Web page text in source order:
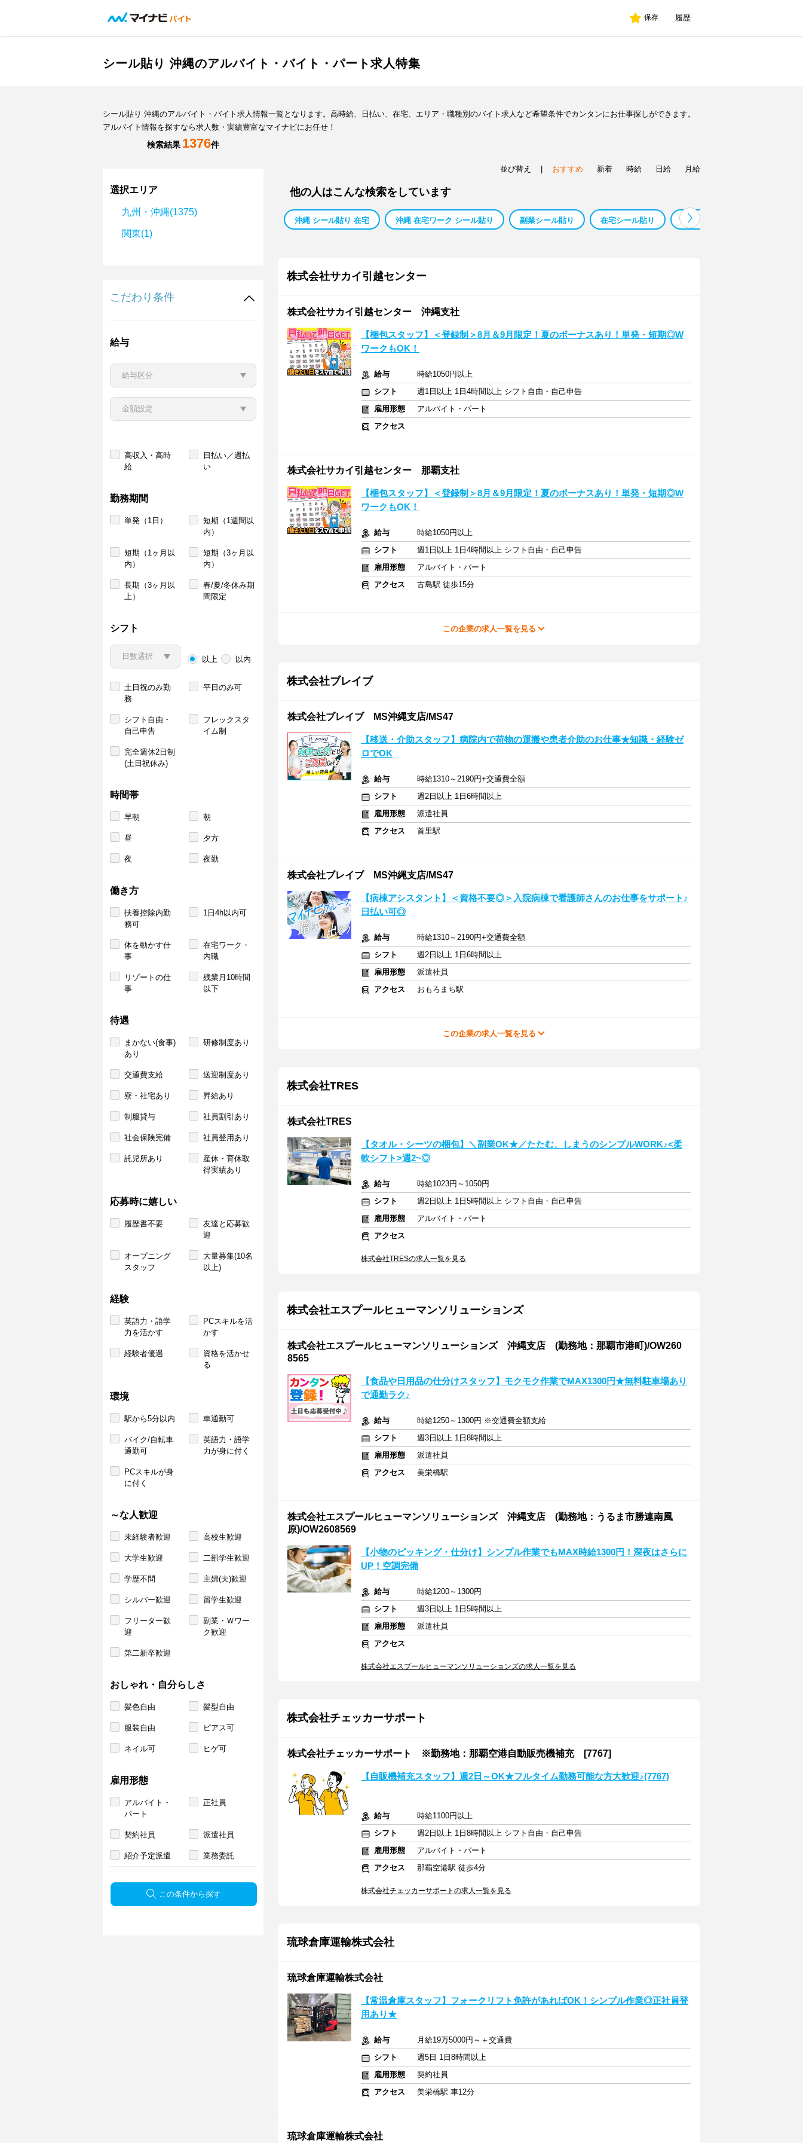
保存 履歴
シール貼り 沖縄のアルバイト・バイト・パート求人特集
シール貼り 沖縄のアルバイト・バイト求人情報一覧となります。高時給、日払い、在宅、エリア・職種別のバイト求人など希望条件でカンタンにお仕事探しができます。
アルバイト情報を探すなら求人数・実績豊富なマイナビにお任せ！
検索結果 1376件
選択エリア
九州・沖縄(1375)
関東(1)
こだわり条件
給与
高収入・高時
給
日払い／週払
い
勤務期間
単発（1日）
短期（1週間以
内）
短期（1ヶ月以
内）
短期（3ヶ月以
内）
長期（3ヶ月以
上）
春/夏/冬休み期
間限定
シフト
以上 以内
土日祝のみ勤
務
平日のみ可
シフト自由・
自己申告
フレックスタ
イム制
完全週休2日制
(土日祝休み)
時間帯
早朝 朝
昼 夕方
夜 夜勤
働き方
扶養控除内勤
務可
1日4h以内可
体を動かす仕
事
在宅ワーク・
内職
リゾートの仕
事
残業月10時間
以下
待遇
まかない(食事)
あり
研修制度あり
交通費支給 送迎制度あり
寮・社宅あり 昇給あり
制服貸与 社員割引あり
社会保険完備 社員登用あり
託児所あり
産休・育休取
得実績あり
応募時に嬉しい
履歴書不要
友達と応募歓
迎
オープニング
スタッフ
大量募集(10名
以上)
経験
英語力・語学
力を活かす
PCスキルを活
かす
経験者優遇
資格を活かせ
る
環境
駅から5分以内 車通勤可
バイク/自転車
通勤可
英語力・語学
力が身に付く
PCスキルが身
に付く
～な人歓迎
未経験者歓迎 高校生歓迎
大学生歓迎 二部学生歓迎
学歴不問 主婦(夫)歓迎
シルバー歓迎 留学生歓迎
フリーター歓
迎
副業・Ｗワー
ク歓迎
第二新卒歓迎
おしゃれ・自分らしさ
髪色自由 髪型自由
服装自由 ピアス可
ネイル可 ヒゲ可
雇用形態
アルバイト・
パート
正社員
契約社員 派遣社員
紹介予定派遣 業務委託
この条件から探す
並び替え おすすめ 新着 時給 日給 月給
他の人はこんな検索をしています
沖縄 シール貼り 在宅 沖縄 在宅ワーク シール貼り 副業シール貼り 在宅シール貼り シール貼り 家
株式会社サカイ引越センター
株式会社サカイ引越センター 沖縄支社
【梱包スタッフ】＜登録制＞8月＆9月限定！夏のボーナスあり！単発・短期◎W
ワークもOK！
給与
時給1050円以上
シフト
週1日以上 1日4時間以上 シフト自由・自己申告
雇用形態
アルバイト・パート
アクセス
株式会社サカイ引越センター 那覇支社
【梱包スタッフ】＜登録制＞8月＆9月限定！夏のボーナスあり！単発・短期◎W
ワークもOK！
給与
時給1050円以上
シフト
週1日以上 1日4時間以上 シフト自由・自己申告
雇用形態
アルバイト・パート
アクセス
古島駅 徒歩15分
この企業の求人一覧を見る
株式会社ブレイブ
株式会社ブレイブ MS沖縄支店/MS47
【移送・介助スタッフ】病院内で荷物の運搬や患者介助のお仕事★知識・経験ゼ
ロでOK
給与
時給1310～2190円+交通費全額
シフト
週2日以上 1日6時間以上
雇用形態
派遣社員
アクセス
首里駅
株式会社ブレイブ MS沖縄支店/MS47
【病棟アシスタント】＜資格不要◎＞入院病棟で看護師さんのお仕事をサポート♪
日払い可◎
給与
時給1310～2190円+交通費全額
シフト
週2日以上 1日6時間以上
雇用形態
派遣社員
アクセス
おもろまち駅
この企業の求人一覧を見る
株式会社TRES
株式会社TRES
【タオル・シーツの梱包】＼副業OK★／たたむ、しまうのシンプルWORK♪<柔
軟シフト>週2~◎
給与
時給1023円～1050円
シフト
週2日以上 1日5時間以上 シフト自由・自己申告
雇用形態
アルバイト・パート
アクセス
株式会社TRESの求人一覧を見る
株式会社エスプールヒューマンソリューションズ
株式会社エスプールヒューマンソリューションズ 沖縄支店 (勤務地：那覇市港町)/OW260
8565
【食品や日用品の仕分けスタッフ】モクモク作業でMAX1300円★無料駐車場あり
で通勤ラク♪
給与
時給1250～1300円 ※交通費全額支給
シフト
週3日以上 1日8時間以上
雇用形態
派遣社員
アクセス
美栄橋駅
株式会社エスプールヒューマンソリューションズ 沖縄支店 (勤務地：うるま市勝連南風
原)/OW2608569
【小物のピッキング・仕分け】シンプル作業でもMAX時給1300円！深夜はさらに
UP！空調完備
給与
時給1200～1300円
シフト
週3日以上 1日5時間以上
雇用形態
派遣社員
アクセス
株式会社エスプールヒューマンソリューションズの求人一覧を見る
株式会社チェッカーサポート
株式会社チェッカーサポート ※勤務地：那覇空港自動販売機補充 [7767]
【自販機補充スタッフ】週2日～OK★フルタイム勤務可能な方大歓迎♪(7767)
給与
時給1100円以上
シフト
週2日以上 1日8時間以上 シフト自由・自己申告
雇用形態
アルバイト・パート
アクセス
那覇空港駅 徒歩4分
株式会社チェッカーサポートの求人一覧を見る
琉球倉庫運輸株式会社
琉球倉庫運輸株式会社
【常温倉庫スタッフ】フォークリフト免許があればOK！シンプル作業◎正社員登
用あり★
給与
月給19万5000円～＋交通費
シフト
週5日 1日8時間以上
雇用形態
契約社員
アクセス
美栄橋駅 車12分
琉球倉庫運輸株式会社